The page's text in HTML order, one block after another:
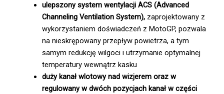
ulepszony system wentylacji ACS (Advanced
Channeling Ventilation System),zaprojektowany z
wykorzystaniem doświadczeń z MotoGP, pozwala
na nieskrępowany przepływ powietrza, a tym
samym redukcję wilgoci i utrzymanie optymalnej
temperatury wewnątrz kasku
duży kanał wlotowy nad wizjerem oraz w
regulowany w dwóch pozycjach kanał w części